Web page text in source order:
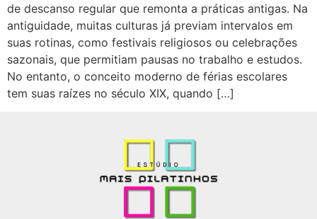
de descanso regular que remonta a práticas antigas. Na
antiguidade, muitas culturas já previam intervalos em
suas rotinas, como festivais religiosos ou celebrações
sazonais, que permitiam pausas no trabalho e estudos.
No entanto, o conceito moderno de férias escolares
tem suas raízes no século XIX, quando […]